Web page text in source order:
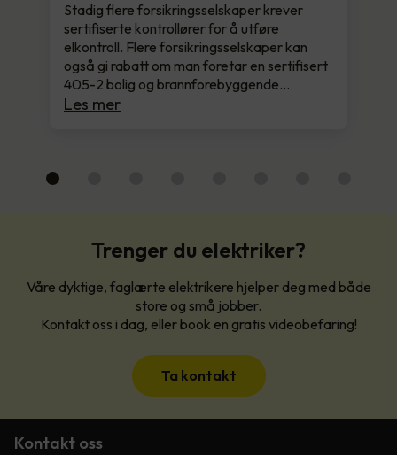
Stadig flere forsikringsselskaper krever
sertifiserte kontrollører for å utføre
elkontroll. Flere forsikringsselskaper kan
også gi rabatt om man foretar en sertifisert
405-2 bolig og brannforebyggende…
Les mer
Trenger du elektriker?
Våre dyktige, faglærte elektrikere hjelper deg med både
store og små jobber.
Kontakt oss i dag, eller book en gratis videobefaring!
Ta kontakt
Kontakt oss